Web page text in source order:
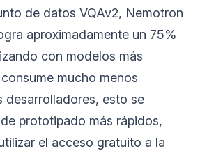
de datos VQAv2, Nemotron
aproximadamente un 75%
con modelos más
mucho menos
desarrolladores, esto se
prototipado más rápidos,
el acceso gratuito a la